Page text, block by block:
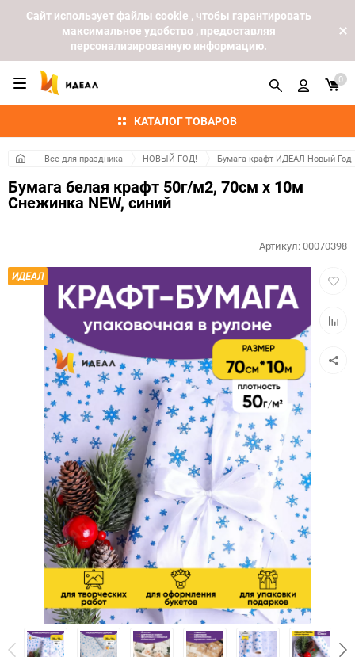
Cайт использует файлы cookie , чтобы гарантировать
максимальное удобство , предоставляя
персонализированную информацию.
КАТАЛОГ ТОВАРОВ
0
Все для праздника НОВЫЙ ГОД! Бумага крафт ИДЕАЛ Новый Год
Бумага белая крафт 50г/м2, 70см x 10м
Снежинка NEW, синий
ИДЕАЛ
Артикул:00070398